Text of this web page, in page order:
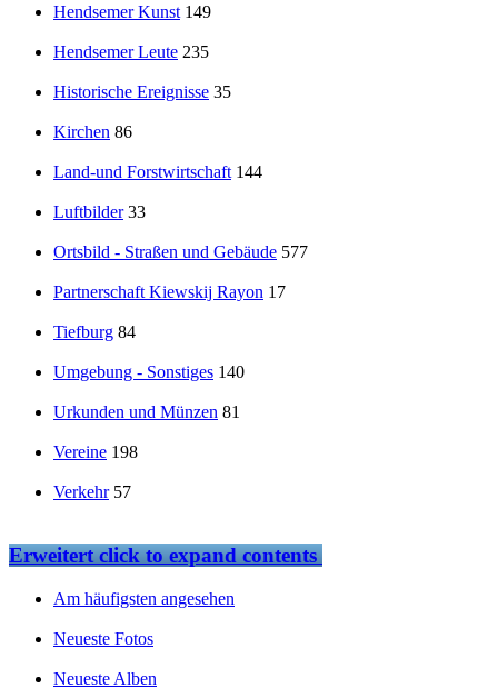
Hendsemer Kunst 149
Hendsemer Leute 235
Historische Ereignisse 35
Kirchen 86
Land-und Forstwirtschaft 144
Luftbilder 33
Ortsbild - Straßen und Gebäude 577
Partnerschaft Kiewskij Rayon 17
Tiefburg 84
Umgebung - Sonstiges 140
Urkunden und Münzen 81
Vereine 198
Verkehr 57
Erweitertclick to expand contents
Am häufigsten angesehen
Neueste Fotos
Neueste Alben